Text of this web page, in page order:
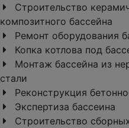
Строительство
композитного бассейна
Ремонт оборудования
Копка котлова под
Монтаж бассейна из
стали
Реконструкция
Экспертиза бассеина
Строительство